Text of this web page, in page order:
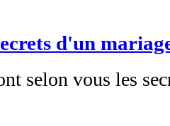
d'un
selon vous les